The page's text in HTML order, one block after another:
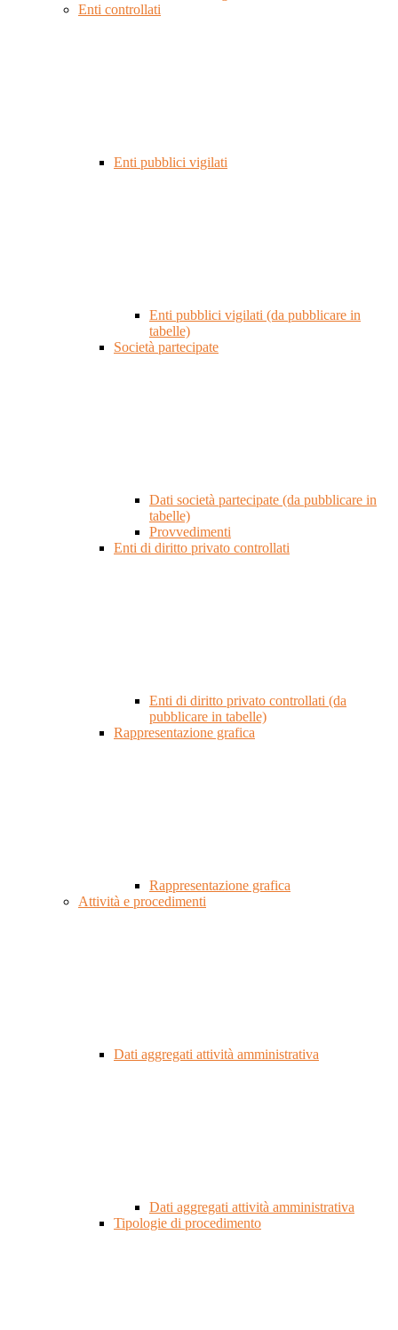
Enti controllati
Enti pubblici vigilati
Enti pubblici vigilati (da pubblicare in
tabelle)
Società partecipate
Dati società partecipate (da pubblicare in
tabelle)
Provvedimenti
Enti di diritto privato controllati
Enti di diritto privato controllati (da
pubblicare in tabelle)
Rappresentazione grafica
Rappresentazione grafica
Attività e procedimenti
Dati aggregati attività amministrativa
Dati aggregati attività amministrativa
Tipologie di procedimento